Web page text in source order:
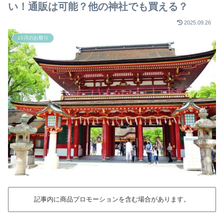
い！通販は可能？他の神社でも買える？
2025.09.26
10月のお祭り
記事内に商品プロモーションを含む場合があります。